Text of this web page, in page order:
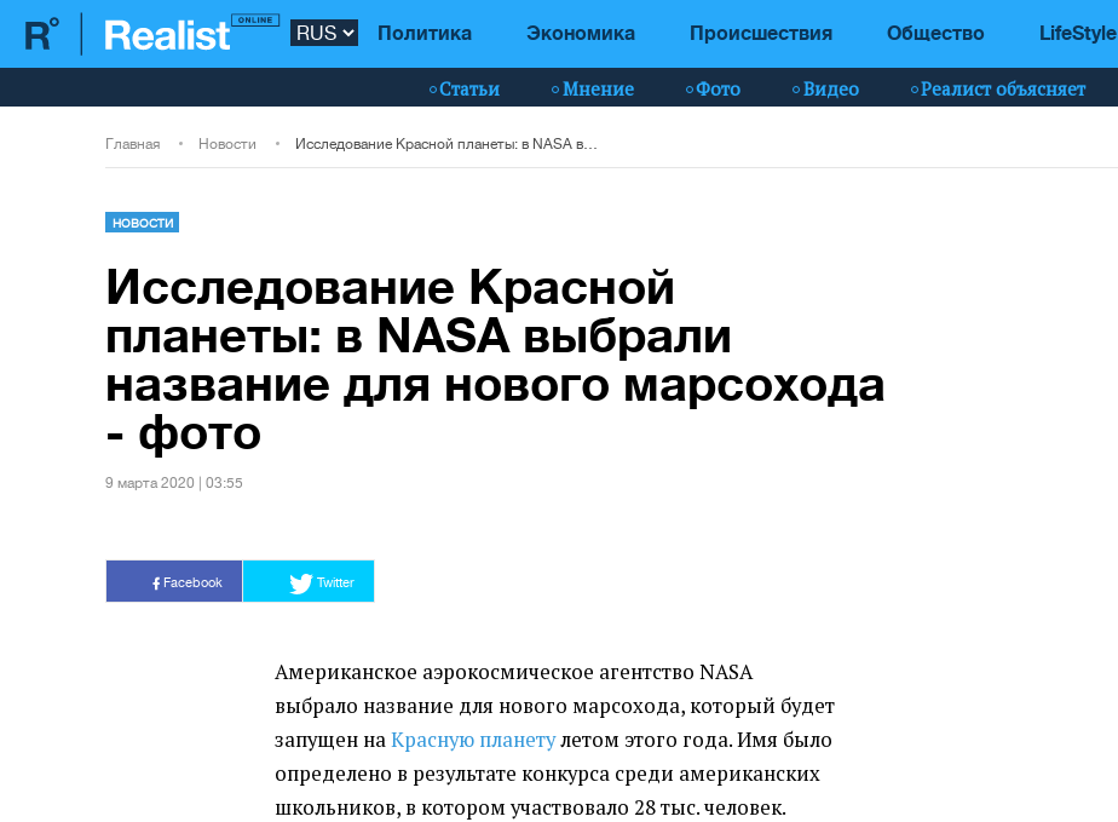
Политика Экономика Происшествия Общество LifeStyle
Статьи Мнение Фото Видео Реалист объясняет
Главная Новости
НОВОСТИ
Исследование Красной
планеты: в NASA выбрали
название для нового марсохода
- фото
9 марта 2020 | 03:55
Facebook Twitter
Американское аэрокосмическое агентство NASA
выбрало название для нового марсохода, который будет
запущен наКрасную планетулетом этого года. Имя было
определено в результате конкурса среди американских
школьников, в котором участвовало 28 тыс. человек.